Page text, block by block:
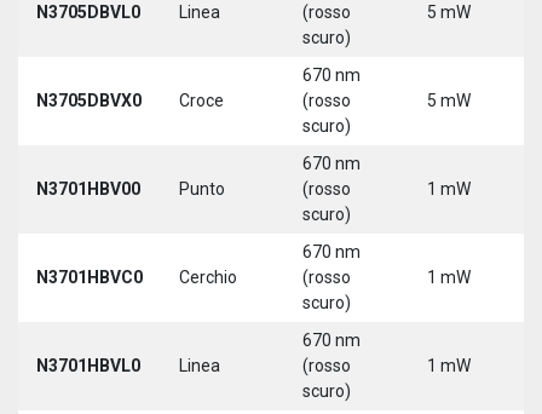
N3705DBVL0 Linea
(rosso
scuro)
5 mW
N3705DBVX0 Croce
670 nm
(rosso
scuro)
5 mW
N3701HBV00 Punto
670 nm
(rosso
scuro)
1 mW
N3701HBVC0 Cerchio
670 nm
(rosso
scuro)
1 mW
N3701HBVL0 Linea
670 nm
(rosso
scuro)
1 mW